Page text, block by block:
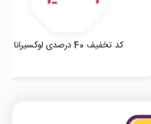
کد تخفیف 40 درصدی لوکسیرانا